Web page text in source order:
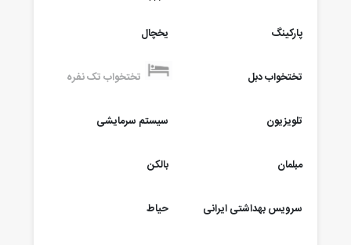
پارکینگ یخچال
تختخواب دبل تختخواب تک نفره
تلویزیون سیستم سرمایشی
مبلمان بالکن
سرویس بهداشتی ایرانی حیاط